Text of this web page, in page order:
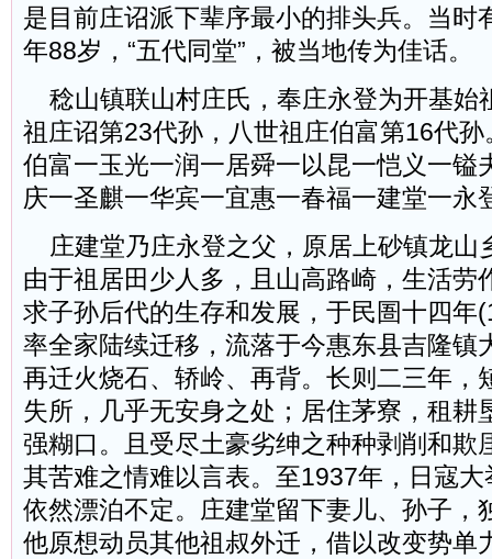
是目前庄诏派下辈序最小的排头兵。当时
年88岁，“五代同堂”，被当地传为佳话。
稔山镇联山村庄氏，奉庄永登为开基始
祖庄诏第23代孙，八世祖庄伯富第16代
伯富一玉光一润一居舜一以昆一恺义一镒
庆一圣麒一华宾一宜惠一春福一建堂一永
庄建堂乃庄永登之父，原居上砂镇龙山
由于祖居田少人多，且山高路崎，生活劳
求子孙后代的生存和发展，于民圄十四年
率全家陆续迁移，流落于今惠东县吉隆镇
再迁火烧石、轿岭、再背。长则二三年，
失所，几乎无安身之处；居住茅寮，租耕
强糊口。且受尽土豪劣绅之种种剥削和欺
其苦难之情难以言表。至1937年，日寇
依然漂泊不定。庄建堂留下妻儿、孙子，
他原想动员其他祖叔外迁，借以改变势单